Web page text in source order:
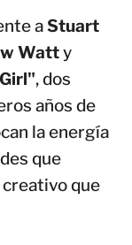
aStuart
Watty
, dos
años de
la energía
que
que